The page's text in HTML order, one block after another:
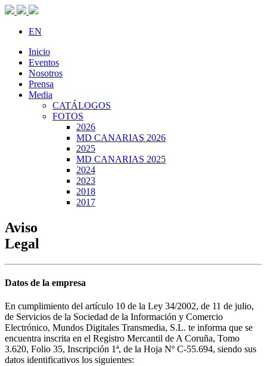
EN
Inicio
Eventos
Nosotros
Prensa
Media
CATÁLOGOS
FOTOS
2026
MD CANARIAS 2026
2025
MD CANARIAS 2025
2024
2023
2018
2017
Aviso
Legal
Datos de la empresa
En cumplimiento del artículo 10 de la Ley 34/2002, de 11 de julio,
de Servicios de la Sociedad de la Información y Comercio
Electrónico, Mundos Digitales Transmedia, S.L. te informa que se
encuentra inscrita en el Registro Mercantil de A Coruña, Tomo
3.620, Folio 35, Inscripción 1ª, de la Hoja Nº C-55.694, siendo sus
datos identificativos los siguientes: